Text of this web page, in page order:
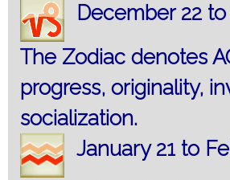
December 22
The Zodiac denotes
progress, originality,
socialization.
January 21 to